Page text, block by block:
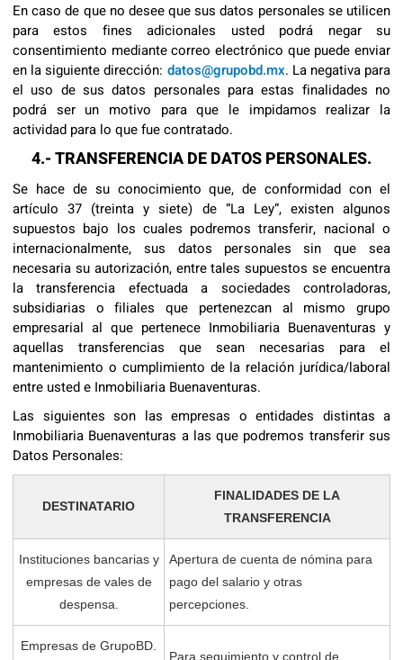
En caso de que no desee que sus datos personales se utilicen
para estos fines adicionales usted podrá negar su
consentimiento mediante correo electrónico que puede enviar
en la siguiente dirección: datos@grupobd.mx. La negativa para
el uso de sus datos personales para estas finalidades no
podrá ser un motivo para que le impidamos realizar la
actividad para lo que fue contratado.
4.- TRANSFERENCIA DE DATOS PERSONALES.
Se hace de su conocimiento que, de conformidad con el
artículo 37 (treinta y siete) de “La Ley”, existen algunos
supuestos bajo los cuales podremos transferir, nacional o
internacionalmente, sus datos personales sin que sea
necesaria su autorización, entre tales supuestos se encuentra
la transferencia efectuada a sociedades controladoras,
subsidiarias o filiales que pertenezcan al mismo grupo
empresarial al que pertenece Inmobiliaria Buenaventuras y
aquellas transferencias que sean necesarias para el
mantenimiento o cumplimiento de la relación jurídica/laboral
entre usted e Inmobiliaria Buenaventuras.
Las siguientes son las empresas o entidades distintas a
Inmobiliaria Buenaventuras a las que podremos transferir sus
Datos Personales:
DESTINATARIO
FINALIDADES DE LA
TRANSFERENCIA
Instituciones bancarias y
empresas de vales de
despensa.
Apertura de cuenta de nómina para
pago del salario y otras
percepciones.
Empresas de GrupoBD.
Para seguimiento y control de